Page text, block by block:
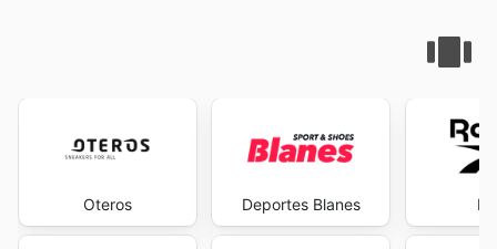
Oteros Deportes Blanes